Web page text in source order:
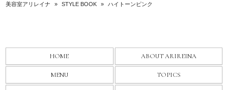
美容室アリレイナ » STYLE BOOK » ハイトーンピンク
HOME ABOUT ARIREINA
MENU TOPICS